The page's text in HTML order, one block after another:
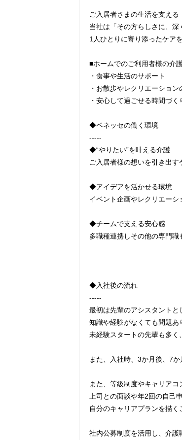
ご入居者さまの生活を支える
当社は「その方らしさに、深
1人ひとりに寄り添ったケア
■ホームでのご利用者様の介
・食事や生活のサポート
・お散歩やレクリエーション
・安心して過ごせる時間づ
◆ベネッセの働く環境
-----
◆“やりたい”を叶える介護
ご入居者様の想いを引き出す
◆アイデアを活かせる環境
イベント企画やレクリエーシ
◆チームで支える安心感
多職種連携しその他の専門職
◆入社後の流れ
-----
最初は先輩のアシスタントと
知識や経験がなくても問題あ
未経験スタートの先輩も多く
また、入社時、3か月後、7
また、等級制度やキャリアコ
上司との面談や年2回の自己
自分のキャリアプランを描く
社内公募制度を活用し、介